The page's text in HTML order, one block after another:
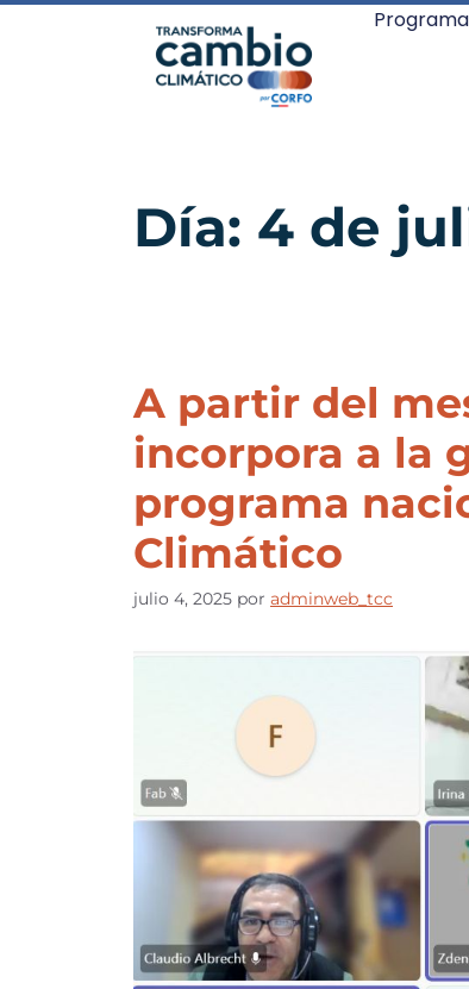
Programa
Día: 4 de
A partir del
incorpora a la
programa
Climático
julio 4, 2025 por adminweb_tcc